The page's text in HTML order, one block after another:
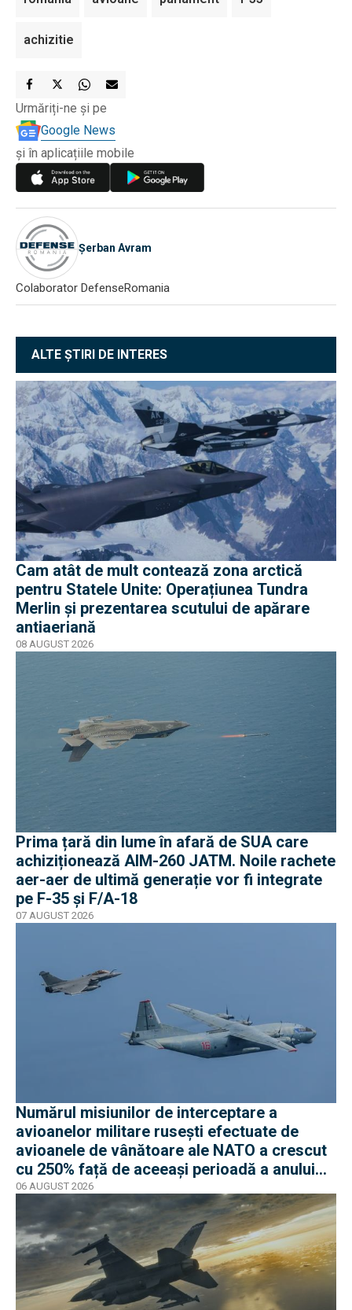
achizitie
Urmăriți-ne și pe
Google News
și în aplicațiile mobile
Șerban Avram
Colaborator DefenseRomania
ALTE ȘTIRI DE INTERES
Cam atât de mult contează zona arctică
pentru Statele Unite: Operațiunea Tundra
Merlin şi prezentarea scutului de apărare
antiaeriană
08 AUGUST 2026
Prima țară din lume în afară de SUA care
achiziționează AIM-260 JATM. Noile rachete
aer-aer de ultimă generație vor fi integrate
pe F-35 și F/A-18
07 AUGUST 2026
Numărul misiunilor de interceptare a
avioanelor militare rusești efectuate de
avioanele de vânătoare ale NATO a crescut
cu 250% față de aceeași perioadă a anului
trecut
06 AUGUST 2026